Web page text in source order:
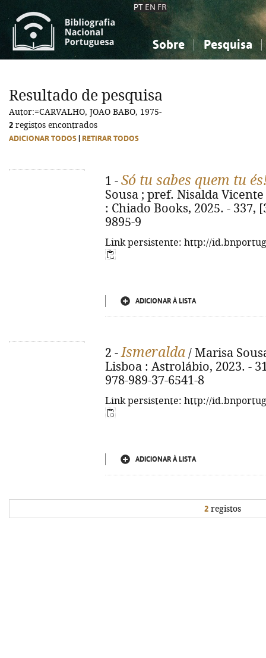
PT EN FR
Sobre Pesquisa
Ciências sociais...
Ciências sociais...
Resultado de pesquisa
Autor:=CARVALHO, JOAO BABO, 1975-
2 registos encontrados
ADICIONAR TODOS RETIRAR TODOS
1 - Só tu sabes quem tu
Sousa ; pref. Nisalda
: Chiado Books, 2025. - 337,
9895-9
Link persistente: http://
ADICIONAR À LISTA
2 -Ismeralda / Marisa
Lisboa : Astrolábio, 2023. -
978-989-37-6541-8
Link persistente: http://
ADICIONAR À LISTA
2 registos